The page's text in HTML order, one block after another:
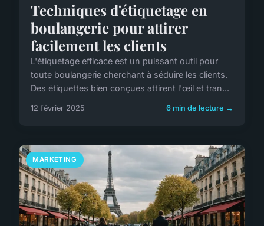
Techniques d'étiquetage en
boulangerie pour attirer
facilement les clients
L'étiquetage efficace est un puissant outil pour
toute boulangerie cherchant à séduire les clients.
Des étiquettes bien conçues attirent l'œil et tran...
12 février 2025 6 min de lecture →
MARKETING